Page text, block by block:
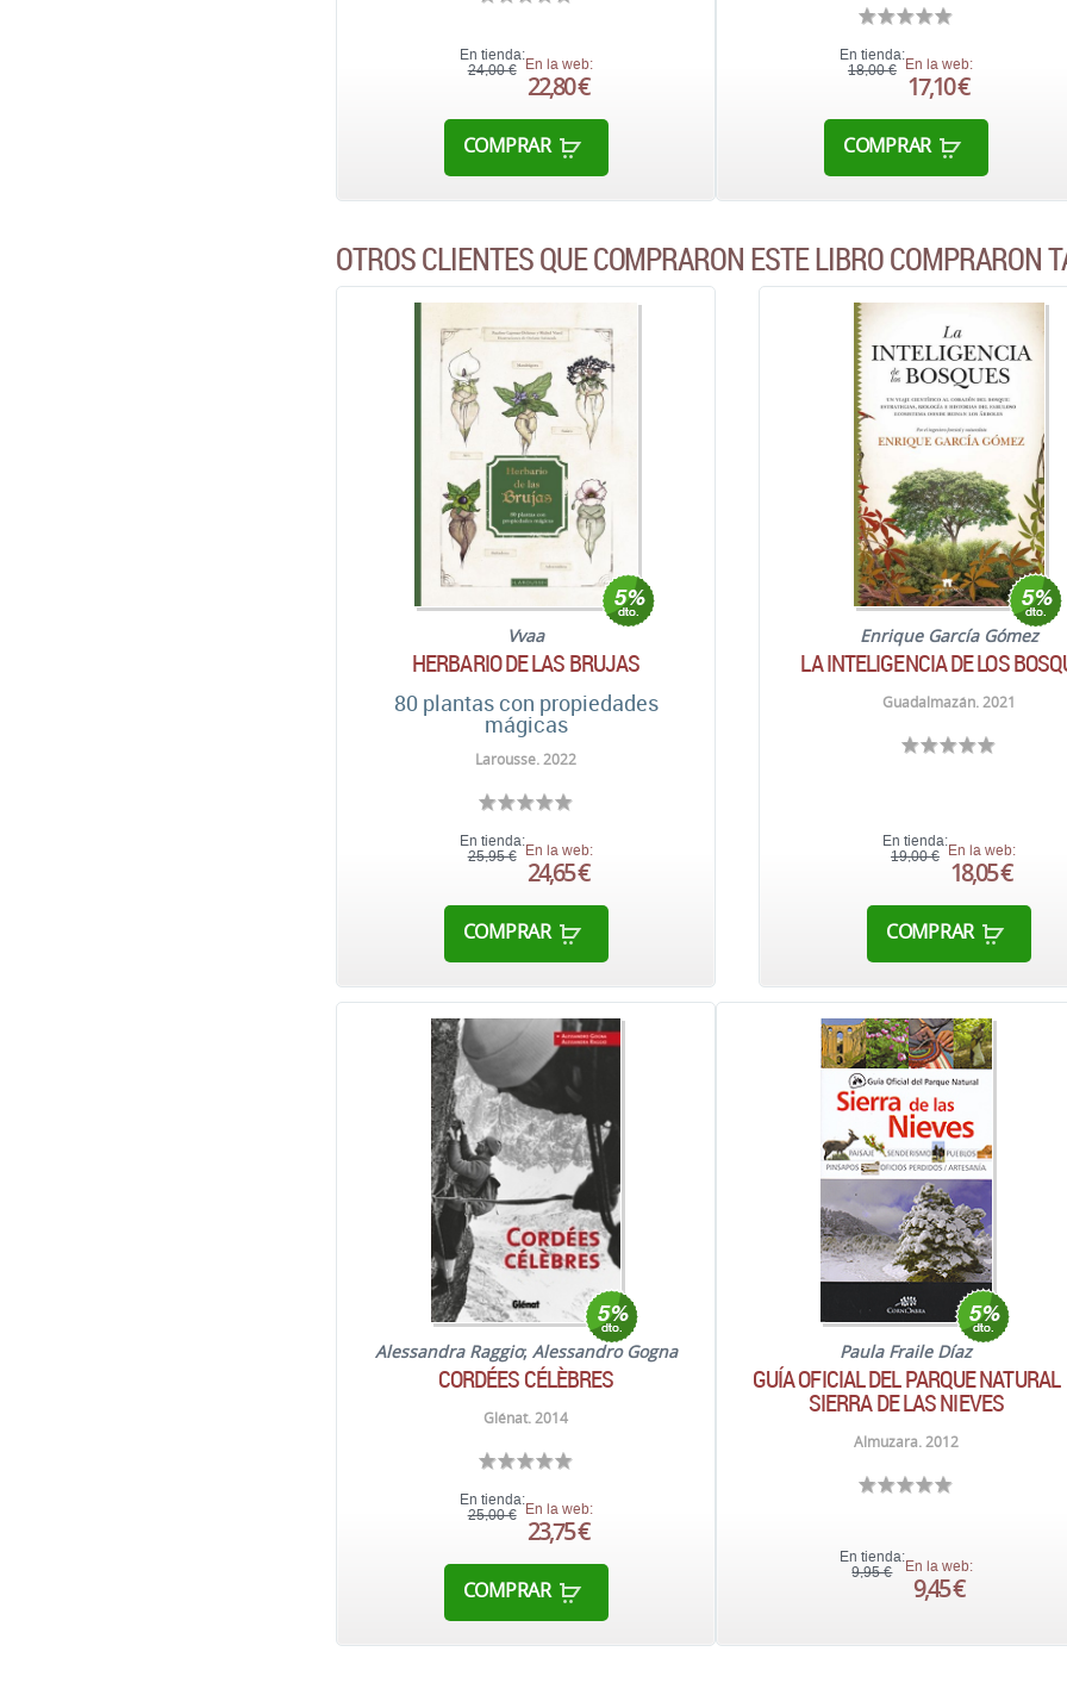
En tienda:
24,00 € En la web:
22,80 €
COMPRAR
En tienda:
18,00 € En la web:
17,10 €
COMPRAR
OTROS CLIENTES QUE COMPRARON ESTE LIBRO COMPRARON
Vvaa
HERBARIO DE LAS BRUJAS
80 plantas con propiedades
mágicas
Larousse. 2022
En tienda:
25,95 € En la web:
24,65 €
COMPRAR
Enrique García Gómez
LA INTELIGENCIA DE LOS
Guadalmazán. 2021
En tienda:
19,00 € En la web:
18,05 €
COMPRAR
Alessandra Raggio; Alessandro Gogna
CORDÉES CÉLÈBRES
Glénat. 2014
En tienda:
25,00 € En la web:
23,75 €
COMPRAR
Paula Fraile Díaz
GUÍA OFICIAL DEL PARQUE NATURAL
SIERRA DE LAS NIEVES
Almuzara. 2012
En tienda:
9,95 €
En la web:
9,45 €